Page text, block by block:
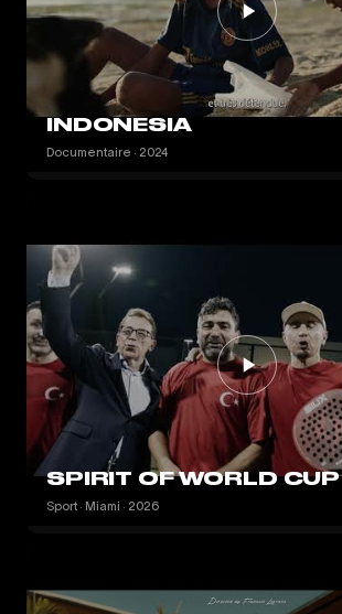
INDONESIA
Documentaire · 2024
SPIRIT OF WORLD CUP
Sport · Miami · 2026